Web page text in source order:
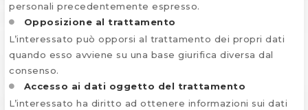
personali precedentemente espresso.
Opposizione al trattamento
L’interessato può opporsi al trattamento dei propri dati
quando esso avviene su una base giurifica diversa dal
consenso.
Accesso ai dati oggetto del trattamento
L’interessato ha diritto ad ottenere informazioni sui dati